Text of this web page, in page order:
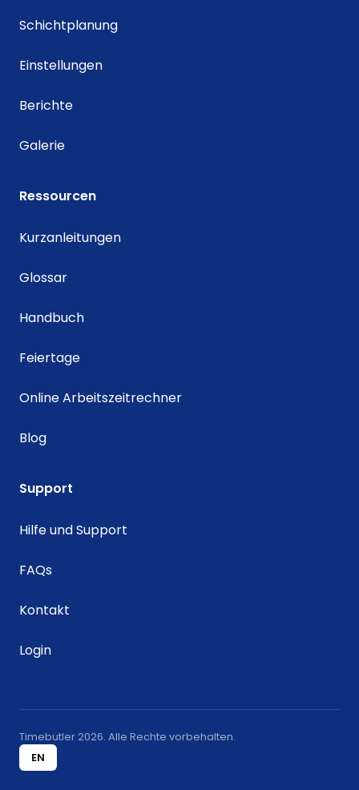
Schichtplanung
Einstellungen
Berichte
Galerie
Ressourcen
Kurzanleitungen
Glossar
Handbuch
Feiertage
Online Arbeitszeitrechner
Blog
Support
Hilfe und Support
FAQs
Kontakt
Login
Timebutler 2026. Alle Rechte vorbehalten.
EN